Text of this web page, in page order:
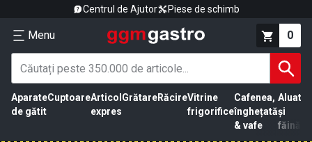
Centrul de Ajutor Piese de schimb
Menu 0
Aparate
de gătit
CuptoareArticol
expres
GrătareRăcireVitrine
frigorifice
Cafenea,
înghețată
& vafe
Aluat
și
făină